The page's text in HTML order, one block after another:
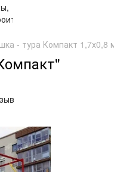
- тура Компакт 1,7х0,8